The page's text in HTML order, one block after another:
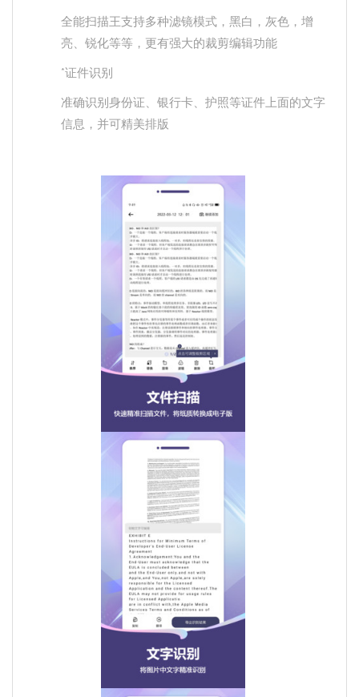
全能扫描王支持多种滤镜模式，黑白，灰色，增
亮、锐化等等，更有强大的裁剪编辑功能
*证件识别
准确识别身份证、银行卡、护照等证件上面的文字
信息，并可精美排版